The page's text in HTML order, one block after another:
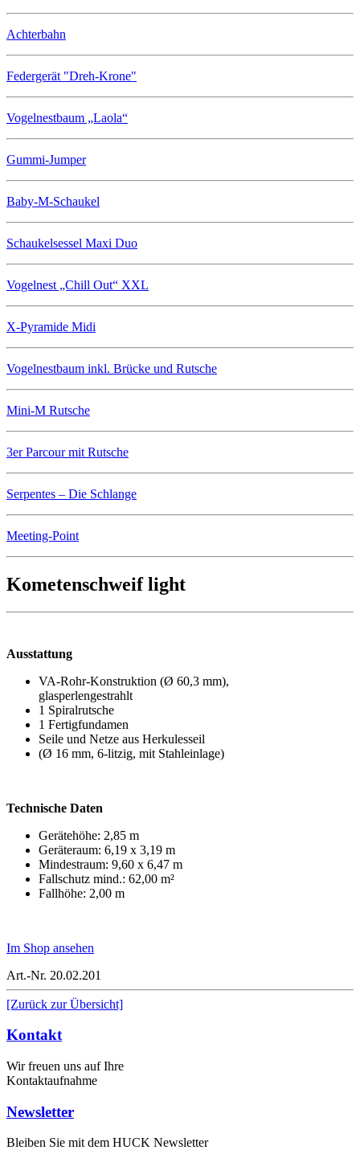
Achterbahn
Federgerät "Dreh-Krone"
Vogelnestbaum „Laola“
Gummi-Jumper
Baby-M-Schaukel
Schaukelsessel Maxi Duo
Vogelnest „Chill Out“ XXL
X-Pyramide Midi
Vogelnestbaum inkl. Brücke und Rutsche
Mini-M Rutsche
3er Parcour mit Rutsche
Serpentes – Die Schlange
Meeting-Point
Kometenschweif light
Ausstattung
VA-Rohr-Konstruktion (Ø 60,3 mm),
glasperlengestrahlt
1 Spiralrutsche
1 Fertigfundamen
Seile und Netze aus Herkulesseil
(Ø 16 mm, 6-litzig, mit Stahleinlage)
Technische Daten
Gerätehöhe: 2,85 m
Geräteraum: 6,19 x 3,19 m
Mindestraum: 9,60 x 6,47 m
Fallschutz mind.: 62,00 m²
Fallhöhe: 2,00 m
Im Shop ansehen
Art.-Nr. 20.02.201
[Zurück zur Übersicht]
Kontakt
Wir freuen uns auf Ihre
Kontaktaufnahme
Newsletter
Bleiben Sie mit dem HUCK Newsletter